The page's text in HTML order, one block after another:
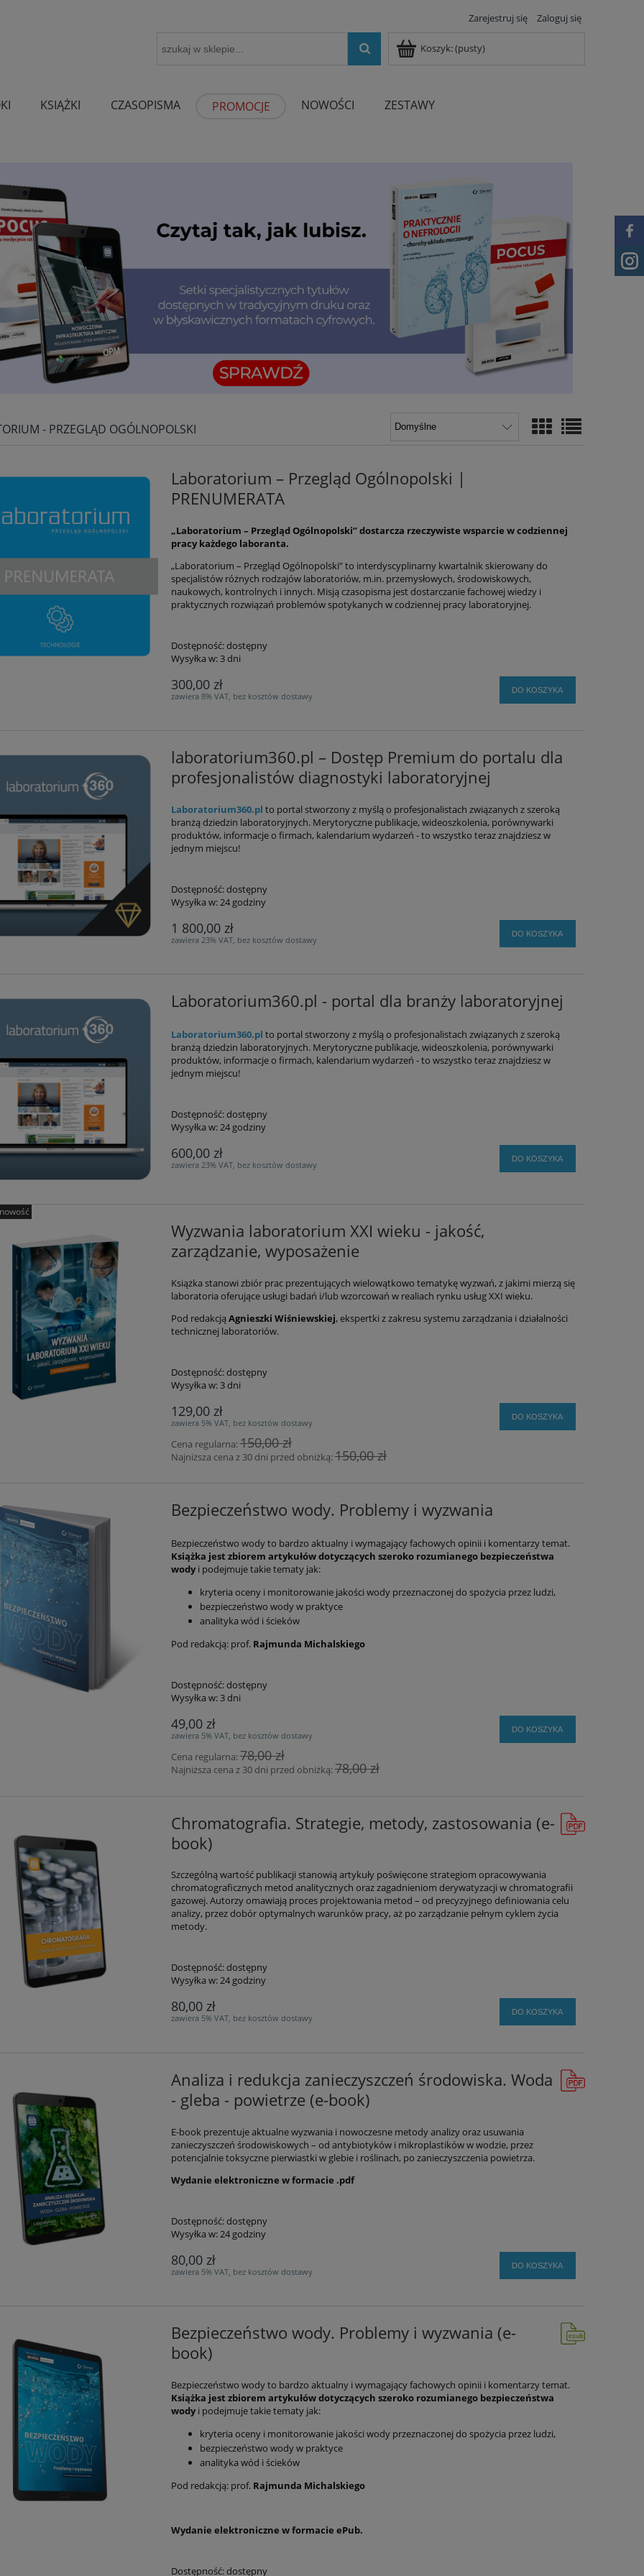
Zarejestruj się Zaloguj się
Koszyk:(pusty)
KSIĄŻKI CZASOPISMA PROMOCJE NOWOŚCI ZESTAWY
- PRZEGLĄD OGÓLNOPOLSKI
Laboratorium – Przegląd Ogólnopolski |
PRENUMERATA
„Laboratorium – Przegląd Ogólnopolski” dostarcza rzeczywiste wsparcie w codziennej
pracy każdego laboranta.
„Laboratorium – Przegląd Ogólnopolski” to interdyscyplinarny kwartalnik skierowany do
specjalistów różnych rodzajów laboratoriów, m.in. przemysłowych, środowiskowych,
naukowych, kontrolnych i innych. Misją czasopisma jest dostarczanie fachowej wiedzy i
praktycznych rozwiązań problemów spotykanych w codziennej pracy laboratoryjnej.
Dostępność:dostępny
Wysyłka w: 3 dni
300,00 zł
zawiera 8% VAT, bez kosztów dostawy
DO KOSZYKA
laboratorium360.pl – Dostęp Premium do portalu dla
profesjonalistów diagnostyki laboratoryjnej
Laboratorium360.pl to portal stworzony z myślą o profesjonalistach związanych z szeroką
branżą dziedzin laboratoryjnych. Merytoryczne publikacje, wideoszkolenia, porównywarki
produktów, informacje o firmach, kalendarium wydarzeń - to wszystko teraz znajdziesz w
jednym miejscu!
Dostępność:dostępny
Wysyłka w:24 godziny
1 800,00 zł
zawiera 23% VAT, bez kosztów dostawy
DO KOSZYKA
Laboratorium360.pl - portal dla branży laboratoryjnej
Laboratorium360.pl to portal stworzony z myślą o profesjonalistach związanych z szeroką
branżą dziedzin laboratoryjnych. Merytoryczne publikacje, wideoszkolenia, porównywarki
produktów, informacje o firmach, kalendarium wydarzeń - to wszystko teraz znajdziesz w
jednym miejscu!
Dostępność:dostępny
Wysyłka w:24 godziny
600,00 zł
zawiera 23% VAT, bez kosztów dostawy
DO KOSZYKA
Wyzwania laboratorium XXI wieku - jakość,
zarządzanie, wyposażenie
Książka stanowi zbiór prac prezentujących wielowątkowo tematykę wyzwań, z jakimi mierzą się
laboratoria oferujące usługi badań i/lub wzorcowań w realiach rynku usług XXI wieku.
Pod redakcją Agnieszki Wiśniewskiej, ekspertki z zakresu systemu zarządzania i działalności
technicznej laboratoriów.
Dostępność:dostępny
Wysyłka w:3 dni
129,00 zł
zawiera 5% VAT, bez kosztów dostawy
Cena regularna:150,00 zł
Najniższa cena z 30 dni przed obniżką:150,00 zł
DO KOSZYKA
nowość
Bezpieczeństwo wody. Problemy i wyzwania
Bezpieczeństwo wody to bardzo aktualny i wymagający fachowych opinii i komentarzy temat.
Książka jest zbiorem artykułów dotyczących szeroko rozumianego bezpieczeństwa
wodyi podejmuje takie tematy jak:
kryteria oceny i monitorowanie jakości wody przeznaczonej do spożycia przez ludzi,
bezpieczeństwo wody w praktyce
analityka wód i ścieków
Pod redakcją: prof. Rajmunda Michalskiego
Dostępność:dostępny
Wysyłka w:3 dni
49,00 zł
zawiera 5% VAT, bez kosztów dostawy
Cena regularna:78,00 zł
Najniższa cena z 30 dni przed obniżką:78,00 zł
DO KOSZYKA
Chromatografia. Strategie, metody, zastosowania (e-
book)
Szczególną wartość publikacji stanowią artykuły poświęcone strategiom opracowywania
chromatograficznych metod analitycznych oraz zagadnieniom derywatyzacji w chromatografii
gazowej. Autorzy omawiają proces projektowania metod – od precyzyjnego definiowania celu
analizy, przez dobór optymalnych warunków pracy, aż po zarządzanie pełnym cyklem życia
metody.
Dostępność:dostępny
Wysyłka w:24 godziny
80,00 zł
zawiera 5% VAT, bez kosztów dostawy
DO KOSZYKA
Analiza i redukcja zanieczyszczeń środowiska. Woda
- gleba - powietrze (e-book)
E-book prezentuje aktualne wyzwania i nowoczesne metody analizy oraz usuwania
zanieczyszczeń środowiskowych – od antybiotyków i mikroplastików w wodzie, przez
potencjalnie toksyczne pierwiastki w glebie i roślinach, po zanieczyszczenia powietrza.
Wydanie elektroniczne w formacie .pdf
Dostępność:dostępny
Wysyłka w:24 godziny
80,00 zł
zawiera 5% VAT, bez kosztów dostawy
DO KOSZYKA
Bezpieczeństwo wody. Problemy i wyzwania (e-
book)
Bezpieczeństwo wody to bardzo aktualny i wymagający fachowych opinii i komentarzy temat.
Książka jest zbiorem artykułów dotyczących szeroko rozumianego bezpieczeństwa
wodyi podejmuje takie tematy jak:
kryteria oceny i monitorowanie jakości wody przeznaczonej do spożycia przez ludzi,
bezpieczeństwo wody w praktyce
analityka wód i ścieków
Pod redakcją: prof. Rajmunda Michalskiego
Wydanie elektroniczne w formacie ePub.
Dostępność:dostępny